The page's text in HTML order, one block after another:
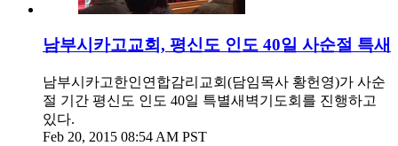
남부시카고교회, 평신도 인도 40일 사순절 특새
남부시카고한인연합감리교회(담임목사 황헌영)가 사순
절 기간 평신도 인도 40일 특별새벽기도회를 진행하고
있다.
Feb 20, 2015 08:54 AM PST